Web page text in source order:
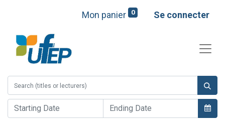
Mon panier 0 Se connecter